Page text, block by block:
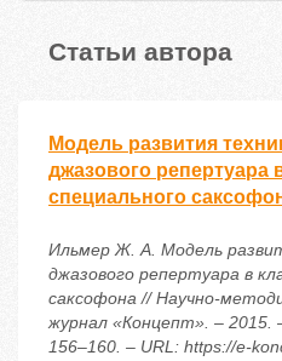
Статьи автора
Модель развития
джазового репертуара
специального
Ильмер Ж. А. Модель
джазового репертуара в
саксофона // Научно-
журнал «Концепт». –
156–160. – URL: https://e-